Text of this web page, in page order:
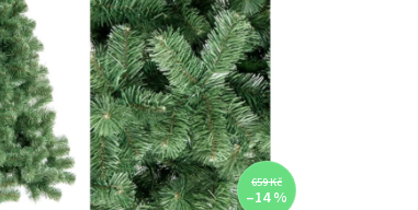
659 Kč
–14 %